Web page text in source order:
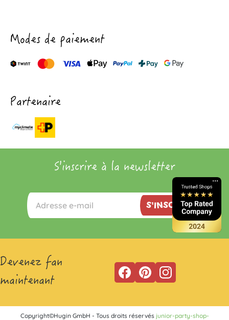
Modes de paiement
Partenaire
S'inscrire à la newsletter
S'INSCRIRE
Devenez fan
maintenant
Copyright©Hugin GmbH - Tous droits réservés junior-party-shop-